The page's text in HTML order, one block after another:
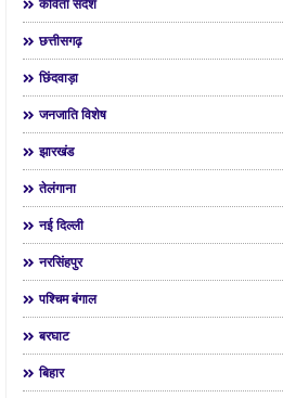
छत्तीसगढ़
छिंदवाड़ा
जनजाति विशेष
झारखंड
तेलंगाना
नई दिल्ली
नरसिंहपुर
पश्चिम बंगाल
बरघाट
बिहार